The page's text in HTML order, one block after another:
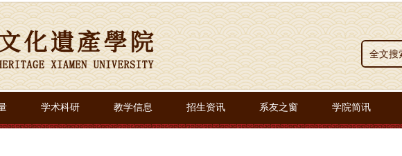
学术科研 教学信息 招生资讯 系友之窗 学院简讯